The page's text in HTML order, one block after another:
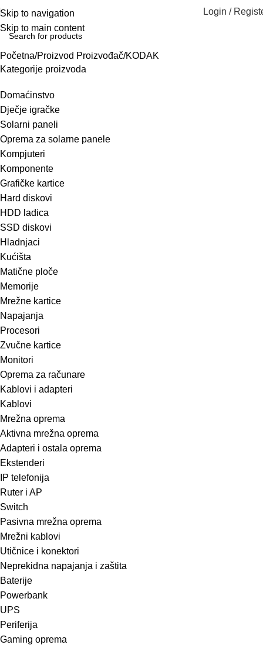
Skip to navigation
Skip to main content
Login /
Početna Proizvod Proizvođač KODAK
Kategorije proizvoda
Domaćinstvo
Dječje igračke
Solarni paneli
Oprema za solarne panele
Kompjuteri
Komponente
Grafičke kartice
Hard diskovi
HDD ladica
SSD diskovi
Hladnjaci
Kućišta
Matične ploče
Memorije
Mrežne kartice
Napajanja
Procesori
Zvučne kartice
Monitori
Oprema za računare
Kablovi i adapteri
Kablovi
Mrežna oprema
Aktivna mrežna oprema
Adapteri i ostala oprema
Ekstenderi
IP telefonija
Ruter i AP
Switch
Pasivna mrežna oprema
Mrežni kablovi
Utičnice i konektori
Neprekidna napajanja i zaštita
Baterije
Powerbank
UPS
Periferija
Gaming oprema